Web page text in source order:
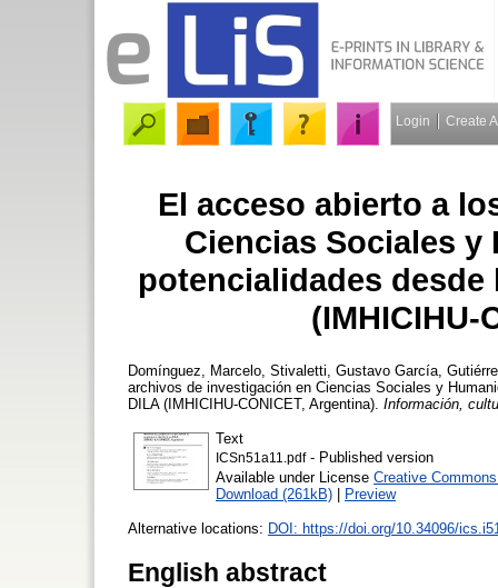
Login Create
El acceso abierto a
Ciencias Sociales y
potencialidades
(IMHICIHU-
Domínguez, Marcelo Stivaletti, Gustavo García
archivos de investigación en Ciencias Sociales y
DILA (IMHICIHU-CONICET, Argentina). Información,
Text
ICSn51a11.pdf- Published version
Available under License Creative
Download (261kB) | Preview
Alternative locations: DOI: https://doi.org/10.34096/
English abstract